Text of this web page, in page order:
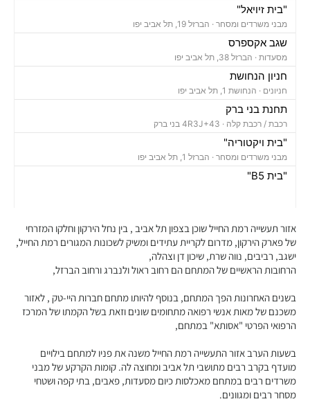
"בית זיויאל"
מבני משרדים ומסחר · הברזל 19, תל אביב יפו
שגב אקספרס
מסעדות · הברזל 38, תל אביב יפו
חניון הנחושת
חניונים · הנחושת 1, תל אביב יפו
תחנת בני ברק
רכבת / רכבת קלה ·
"בית ויקטוריה"
מבני משרדים ומסחר · הברזל 1, תל אביב יפו
"בית B5"
הברזל 7, תל אביב יפו
"בית הברזל 25"
מבני משרדים ומסחר ·הברזל 25, תל אביב יפו
"בית הנחושת 10"
"מגדל עתידים"
מבני משרדים ומסחר ·בניין 8 פארק עתידים, תל אביב יפו
מבני משרדים ומסחר ·ראול ולנברג 6, תל אביב יפו
"מגדל העוגן"
אזור תעשייה רמת החייל שוכן בצפון תל אביב , בין נחל הירקון וחלקו המזרחי
של פארק הירקון, מדרום לקריית עתידים ומשיק לשכונות המגורים רמת החייל,
ישגב, רביבים, נווה שרת, שיכון דן וצהלה,
הרחובות הראשיים של המתחם הם רחוב ראול ולנברג ורחוב הברזל,
בשנים האחרונות הפך המתחם, בנוסף להיותו מתחם חברות היי-טק , לאזור
משכנם של מאות אנשי רפואה מתחומים שונים וזאת בשל הקמתו של המרכז
הרפואי הפרטי "אסותא" במתחם,
בשעות הערב אזור התעשייה רמת החייל משנה את פניו למתחם בילויים
מועדף בקרב רבים מתושבי תל אביב ומחוצה לה. קומות הקרקע של מבני
משרדים רבים במתחם מאכלסות כיום מסעדות, פאבים, בתי קפה ושטחי
מסחר רבים ומגוונים.